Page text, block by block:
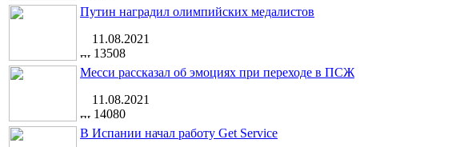
Путин наградил олимпийских медалистов
11.08.2021
13508
Месси рассказал об эмоциях при переходе в ПСЖ
11.08.2021
14080
В Испании начал работу Get Service